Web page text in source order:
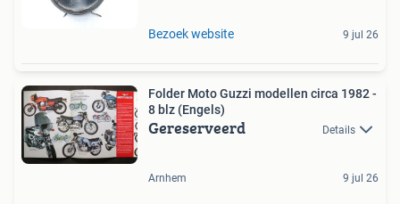
Bezoek website 9 jul 26
Folder Moto Guzzi modellen circa 1982 -
8 blz (Engels)
Gereserveerd Details
Arnhem 9 jul 26